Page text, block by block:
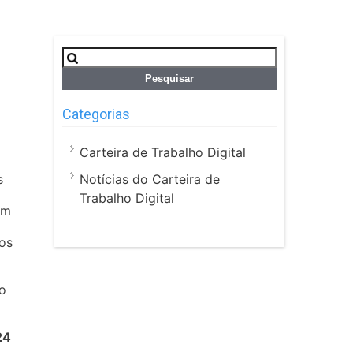
Pesquisar
por:
Categorias
Carteira de Trabalho Digital
Notícias do Carteira de
Trabalho Digital